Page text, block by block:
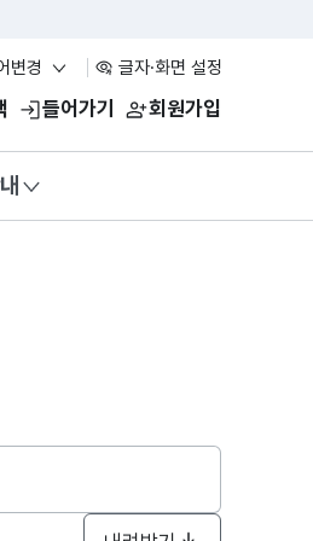
변경 글자·화면 설정
들어가기 회원가입